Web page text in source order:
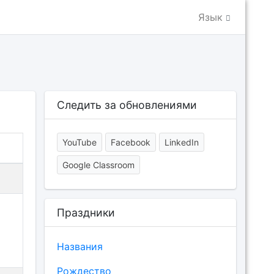
Язык
Следить за обновлениями
YouTube Facebook LinkedIn
Google Classroom
Праздники
Названия
Рождество